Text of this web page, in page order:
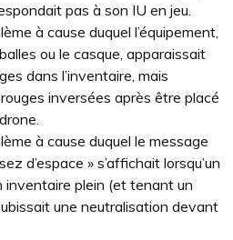
pas à son IU en jeu.
à cause duquel l’équipement,
ou le casque, apparaissait
dans l’inventaire, mais
inversées après être placé
à cause duquel le message
d’espace » s’affichait lorsqu’un
inventaire plein (et tenant un
une neutralisation devant